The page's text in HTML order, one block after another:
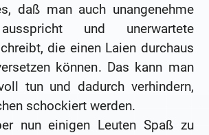
daß man auch unangenehme
und unerwartete
die einen Laien durchaus
können. Das kann man
tun und dadurch verhindern,
schockiert werden.
nun einigen Leuten Spaß zu